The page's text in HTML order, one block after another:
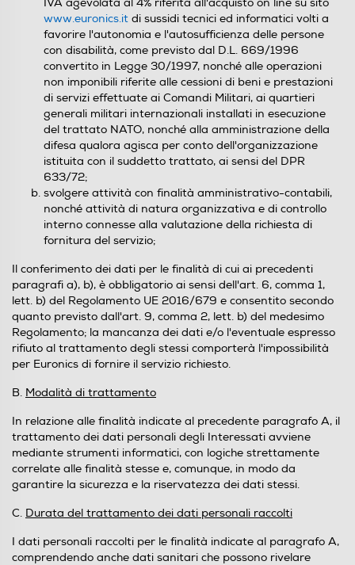
www.euronics.it di sussidi tecnici ed informatici volti a
favorire l'autonomia e l'autosufficienza delle persone
con disabilità, come previsto dal D.L. 669/1996
convertito in Legge 30/1997, nonché alle operazioni
non imponibili riferite alle cessioni di beni e prestazioni
di servizi effettuate ai Comandi Militari, ai quartieri
generali militari internazionali installati in esecuzione
del trattato NATO, nonché alla amministrazione della
difesa qualora agisca per conto dell'organizzazione
istituita con il suddetto trattato, ai sensi del DPR
633/72;
svolgere attività con finalità amministrativo-contabili,
nonché attività di natura organizzativa e di controllo
interno connesse alla valutazione della richiesta di
fornitura del servizio;
Il conferimento dei dati per le finalità di cui ai precedenti
paragrafi a), b), è obbligatorio ai sensi dell'art. 6, comma 1,
lett. b) del Regolamento UE 2016/679 e consentito secondo
quanto previsto dall'art. 9, comma 2, lett. b) del medesimo
Regolamento; la mancanza dei dati e/o l'eventuale espresso
rifiuto al trattamento degli stessi comporterà l'impossibilità
per Euronics di fornire il servizio richiesto.
B. Modalità di trattamento
In relazione alle finalità indicate al precedente paragrafo A, il
trattamento dei dati personali degli Interessati avviene
mediante strumenti informatici, con logiche strettamente
correlate alle finalità stesse e, comunque, in modo da
garantire la sicurezza e la riservatezza dei dati stessi.
C. Durata del trattamento dei dati personali raccolti
I dati personali raccolti per le finalità indicate al paragrafo A,
comprendendo anche dati sanitari che possono rivelare